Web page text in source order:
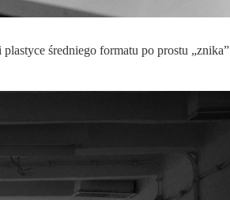
średniego formatu po prostu „znika”